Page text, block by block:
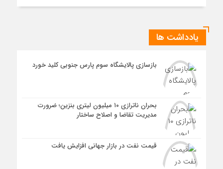
یادداشت ها
بازسازی پالایشگاه سوم پارس جنوبی کلید خورد
بحران ناترازی ۱۰ میلیون لیتری بنزین؛ ضرورت
مدیریت تقاضا و اصلاح ساختار
قیمت نفت در بازار جهانی افزایش یافت